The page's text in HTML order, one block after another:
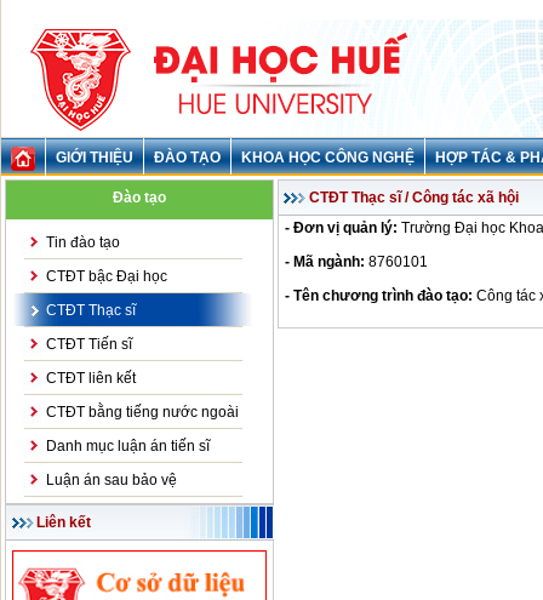
GIỚI THIỆU ĐÀO TẠO KHOA HỌC CÔNG NGHỆ HỢP TÁC &
Đào tạo
Tin đào tạo
CTĐT bậc Đại học
CTĐT Thạc sĩ
CTĐT Tiến sĩ
CTĐT liên kết
CTĐT bằng tiếng nước ngoài
Danh mục luận án tiến sĩ
Luận án sau bảo vệ
Liên kết
CTĐT Thạc sĩ / Công tác xã hội
- Đơn vị quản lý: Trường Đại học
- Mã ngành: 8760101
- Tên chương trình đào tạo: Công tác